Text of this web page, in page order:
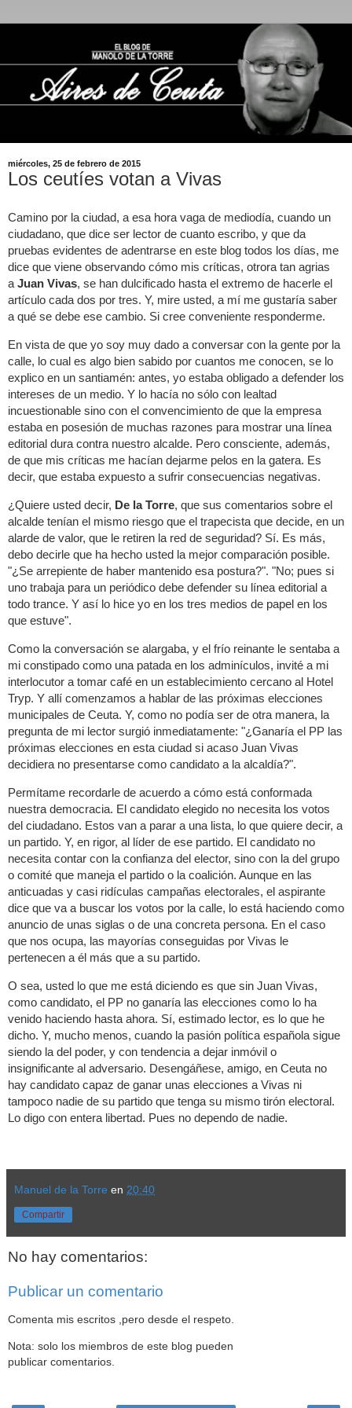
miércoles, 25 de febrero de 2015
Los ceutíes votan a Vivas
Camino por la ciudad, a esa hora vaga de mediodía, cuando un
ciudadano, que dice ser lector de cuanto escribo, y que da
pruebas evidentes de adentrarse en este blog todos los días, me
dice que viene observando cómo mis críticas, otrora tan agrias
a Juan Vivas, se han dulcificado hasta el extremo de hacerle el
artículo cada dos por tres. Y, mire usted, a mí me gustaría saber
a qué se debe ese cambio. Si cree conveniente responderme.
En vista de que yo soy muy dado a conversar con la gente por la
calle, lo cual es algo bien sabido por cuantos me conocen, se lo
explico en un santiamén: antes, yo estaba obligado a defender los
intereses de un medio. Y lo hacía no sólo con lealtad
incuestionable sino con el convencimiento de que la empresa
estaba en posesión de muchas razones para mostrar una línea
editorial dura contra nuestro alcalde. Pero consciente, además,
de que mis críticas me hacían dejarme pelos en la gatera. Es
decir, que estaba expuesto a sufrir consecuencias negativas.
¿Quiere usted decir, De la Torre, que sus comentarios sobre el
alcalde tenían el mismo riesgo que el trapecista que decide, en un
alarde de valor, que le retiren la red de seguridad? Sí. Es más,
debo decirle que ha hecho usted la mejor comparación posible.
"¿Se arrepiente de haber mantenido esa postura?". "No; pues si
uno trabaja para un periódico debe defender su línea editorial a
todo trance. Y así lo hice yo en los tres medios de papel en los
que estuve".
Como la conversación se alargaba, y el frío reinante le sentaba a
mi constipado como una patada en los adminículos, invité a mi
interlocutor a tomar café en un establecimiento cercano al Hotel
Tryp. Y allí comenzamos a hablar de las próximas elecciones
municipales de Ceuta. Y, como no podía ser de otra manera, la
pregunta de mi lector surgió inmediatamente: "¿Ganaría el PP las
próximas elecciones en esta ciudad si acaso Juan Vivas
decidiera no presentarse como candidato a la alcaldía?".
Permítame recordarle de acuerdo a cómo está conformada
nuestra democracia. El candidato elegido no necesita los votos
del ciudadano. Estos van a parar a una lista, lo que quiere decir, a
un partido. Y, en rigor, al líder de ese partido. El candidato no
necesita contar con la confianza del elector, sino con la del grupo
o comité que maneja el partido o la coalición. Aunque en las
anticuadas y casi ridículas campañas electorales, el aspirante
dice que va a buscar los votos por la calle, lo está haciendo como
anuncio de unas siglas o de una concreta persona. En el caso
que nos ocupa, las mayorías conseguidas por Vivas le
pertenecen a él más que a su partido.
O sea, usted lo que me está diciendo es que sin Juan Vivas,
como candidato, el PP no ganaría las elecciones como lo ha
venido haciendo hasta ahora. Sí, estimado lector, es lo que he
dicho. Y, mucho menos, cuando la pasión política española sigue
siendo la del poder, y con tendencia a dejar inmóvil o
insignificante al adversario. Desengáñese, amigo, en Ceuta no
hay candidato capaz de ganar unas elecciones a Vivas ni
tampoco nadie de su partido que tenga su mismo tirón electoral.
Lo digo con entera libertad. Pues no dependo de nadie.
Manuel de la Torre en 20:40
Compartir
No hay comentarios:
Publicar un comentario
Comenta mis escritos ,pero desde el respeto.
Nota: solo los miembros de este blog pueden
publicar comentarios.